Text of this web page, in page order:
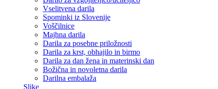
Vselitvena darila
Spominki iz Slovenije
Voščilnice
Majhna darila
Darila za posebne priložnosti
Darila za krst, obhajilo in birmo
Darila za dan žena in materinski dan
Božična in novoletna darila
Darilna embalaža
Slike